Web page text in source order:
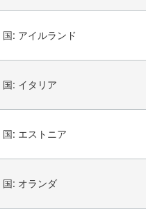
国: アイルランド
国: イタリア
国: エストニア
国: オランダ